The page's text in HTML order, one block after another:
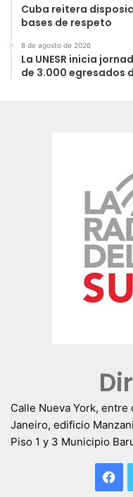
Cuba reitera
bases de respeto
8 de agosto de 2026
La UNESR inicia
de 3.000 egresados
Calle Nueva York, entre
Janeiro, edificio
Piso 1 y 3 Municipio